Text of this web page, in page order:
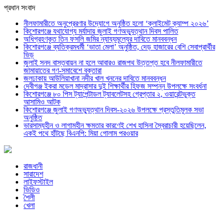
প্রধান সংবাদ
নীলফামারীতে অনুপ্রেরণার উদ্যোগে অনুষ্ঠিত হলো ‘ক্লাইমেট ক্যাম্প ২০২৬’
কিশোরগঞ্জে যথাযোগ্য মর্যাদায় জুলাই গণঅভ্যুত্থান দিবস পালিত
অধিগ্রহণকৃত তিন ফসলি জমির ন্যায্যমূল্যের দাবিতে মানববন্ধন
কিশোরগঞ্জে ব্যতিক্রমধর্মী ‘ভাতা মেলা’ অনুষ্ঠিত, দেড় হাজারের বেশি সেবাপ্রার্থীর
ভিড়
জুলাই সনদ বাস্তবায়ন না হলে আবারও রাজপথ উত্তপ্ত হবে নীলফামারীতে
জামায়াতের গণ-সমাবেশে বক্তারা
জলঢাকায় আউলিয়াখানা নদীর খাল খননের দাবিতে মানববন্ধন
দেবীগঞ্জ ইকরা মডেল মাদ্রাসার দুই শিক্ষার্থীর হিফজ সম্পন্ন উপলক্ষে সংবর্ধনা
কিশোরগঞ্জে ৮০ পিস ট্যাপেন্টাডল ট্যাবলেটসহ গ্রেপ্তার ২, ওয়ারেন্টভুক্ত
আসামিও আটক
কিশোরগঞ্জে জুলাই গণঅভ্যুত্থান দিবস-২০২৬ উপলক্ষে প্রস্তুতিমূলক সভা
অনুষ্ঠিত
ভারসাম্যহীন ও লাগামহীন ক্ষমতার কারণেই শেখ হাসিনা স্বৈরাচারী হয়েছিলেন,
একই পথে হাঁটছে বিএনপি: মিয়া গোলাম পরওয়ার
রাজধানী
সারাদেশ
লাইফস্টাইল
ভিডিও
শৈলী
খেলা